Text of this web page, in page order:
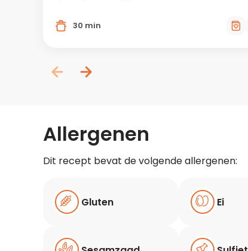
30 min
Allergenen
Dit recept bevat de volgende allergenen:
Gluten Ei